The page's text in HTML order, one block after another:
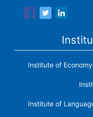
Institute of
Institute of